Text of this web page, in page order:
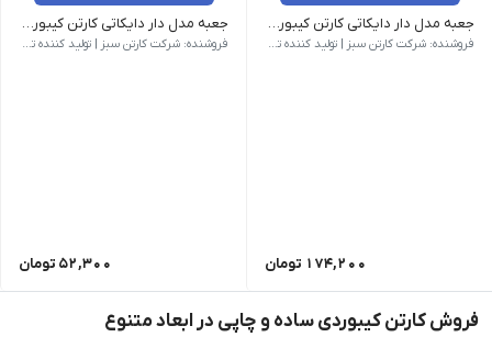
جعبه مدل دار دایکاتی کارتن کیبوردی کد CS-D27-40 وزن 345 گرم | ابعاد بیرونی 525 × 415 × 55 میلی‌متر | نام کالا جعبه مدل دار دایکاتی کارتن کیبوردی کد CS-D27-40 | شناسه محصول CS-D27-40 | مدل فنی D27 | روش ساخت دایکاتی | تعداد لایه سه لایه | نوع فلوت E | رنگ رویه قهوه ای | کیفیت درجه یک
فروشنده: شرکت کارتن سبز | تولید کننده تخصصی کارتن و جعبه
174,200 تومان
جعبه مدل دار دایکاتی کارتن کیبوردی کد CS-D27-41 ابعاد بیرونی 140 × 130 × 70 میلی‌متر | نام کالا جعبه مدل دار دایکاتی کارتن کیبوردی کد CS-D27-41 | شناسه محصول CS-D27-41 | مدل فنی D27 | روش ساخت دایکاتی | تعداد لایه سه لایه | نوع فلوت E | رنگ رویه قهوه ای | کیفیت درجه یک
فروشنده: شرکت کارتن سبز | تولید کننده تخصصی کارتن و جعبه
52,300 تومان
فروش کارتن کیبوردی ساده و چاپی در ابعاد متنوع